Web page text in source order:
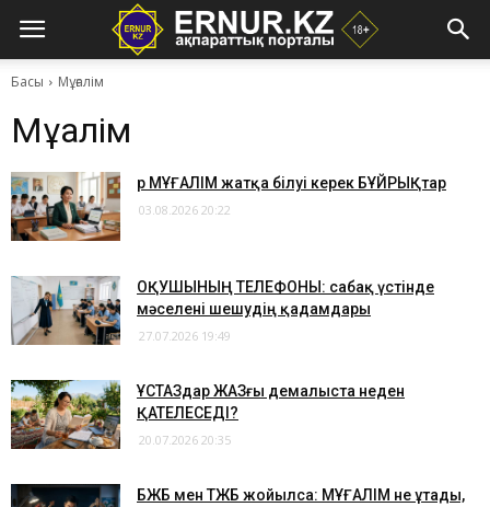
Басы Мұғалім
Мұғалім
Әр МҰҒАЛІМ жатқа білуі керек БҰЙРЫҚтар
03.08.2026 20:22
ОҚУШЫНЫҢ ТЕЛЕФОНЫ: сабақ үстінде
мәселені шешудің қадамдары
27.07.2026 19:49
​ҰСТАЗдар ЖАЗғы демалыста неден
ҚАТЕЛЕСЕДІ?
20.07.2026 20:35
​БЖБ мен ТЖБ жойылса: МҰҒАЛІМ не ұтады,